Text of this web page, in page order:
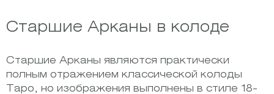
Старшие Арканы в колоде
Старшие Арканы являются практически
полным отражением классической колоды
Таро, но изображения выполнены в стиле 18-